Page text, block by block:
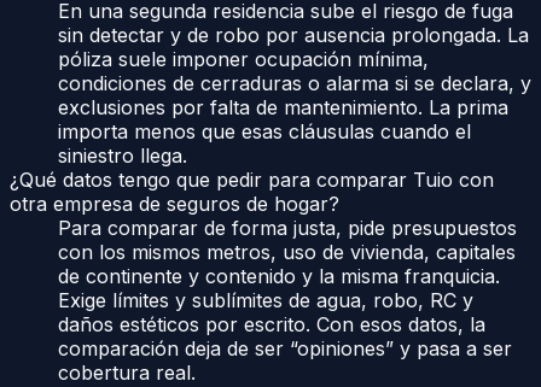
En una segunda residencia sube el riesgo de fuga
sin detectar y de robo por ausencia prolongada. La
póliza suele imponer ocupación mínima,
condiciones de cerraduras o alarma si se declara, y
exclusiones por falta de mantenimiento. La prima
importa menos que esas cláusulas cuando el
siniestro llega.
¿Qué datos tengo que pedir para comparar Tuio con
otra empresa de seguros de hogar?
Para comparar de forma justa, pide presupuestos
con los mismos metros, uso de vivienda, capitales
de continente y contenido y la misma franquicia.
Exige límites y sublímites de agua, robo, RC y
daños estéticos por escrito. Con esos datos, la
comparación deja de ser “opiniones” y pasa a ser
cobertura real.